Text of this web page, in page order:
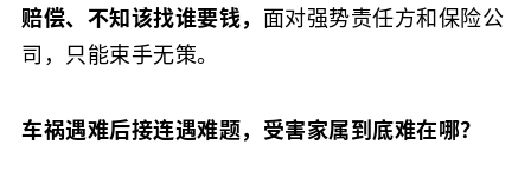
赔偿、不知该找谁要钱， 面对强势责任方和保险公
司，只能束手无策。
车祸遇难后接连遇难题，受害家属到底难在哪？